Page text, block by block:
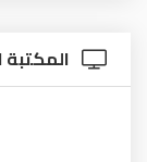
المكتبة